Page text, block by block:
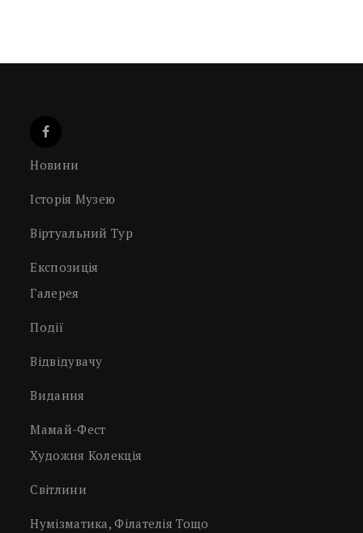
Новини
Історія Музею
Віртуальний Тур
Експозиція
Галерея
Події
Відвідувачу
Видання
Мамай-Фест
Художня Колекція
Світлини
Нумізматика, Філателія Тощо